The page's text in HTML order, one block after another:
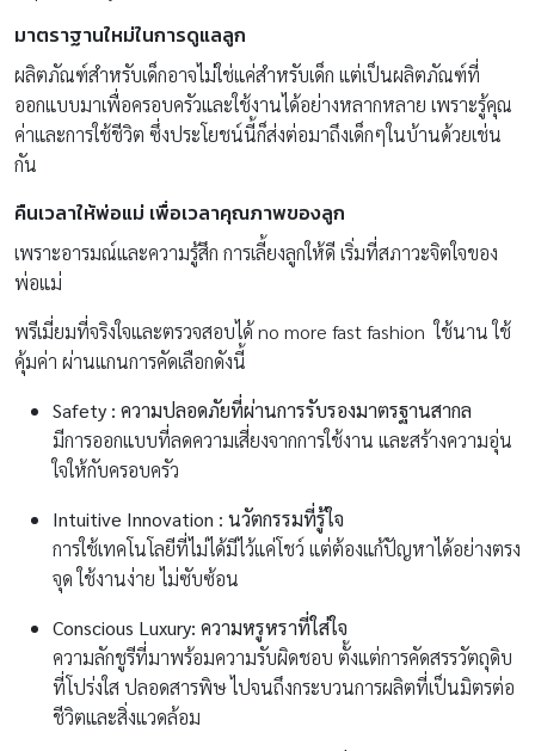
มาตราฐานใหม่ในการดูแลลูก
ผลิตภัณฑ์สำหรับเด็กอาจไม่ใช่แค่สำหรับเด็ก แต่เป็นผลิตภัณฑ์ที่
ออกแบบมาเพื่อครอบครัวและใช้งานได้อย่างหลากหลาย เพราะรู้คุณ
ค่าและการใช้ชีวิต ซึ่งประโยชน์นี้ก็ส่งต่อมาถึงเด็กๆในบ้านด้วยเช่น
กัน
คืนเวลาให้พ่อแม่ เพื่อเวลาคุณภาพของลูก
เพราะอารมณ์และความรู้สึก การเลี้ยงลูกให้ดี เริ่มที่สภาวะจิตใจของ
พ่อแม่
พรีเมี่ยมที่จริงใจและตรวจสอบได้ no more fast fashion ใช้นาน ใช้
คุ้มค่า ผ่านแกนการคัดเลือกดังนี้
Safety : ความปลอดภัยที่ผ่านการรับรองมาตรฐานสากล
มีการออกแบบที่ลดความเสี่ยงจากการใช้งาน และสร้างความอุ่น
ใจให้กับครอบครัว
Intuitive Innovation : นวัตกรรมที่รู้ใจ
การใช้เทคโนโลยีที่ไม่ได้มีไว้แค่โชว์ แต่ต้องแก้ปัญหาได้อย่างตรง
จุด ใช้งานง่าย ไม่ซับซ้อน
Conscious Luxury: ความหรูหราที่ใส่ใจ
ความลักชูรีที่มาพร้อมความรับผิดชอบ ตั้งแต่การคัดสรรวัตถุดิบ
ที่โปร่งใส ปลอดสารพิษ ไปจนถึงกระบวนการผลิตที่เป็นมิตรต่อ
ชีวิตและสิ่งแวดล้อม